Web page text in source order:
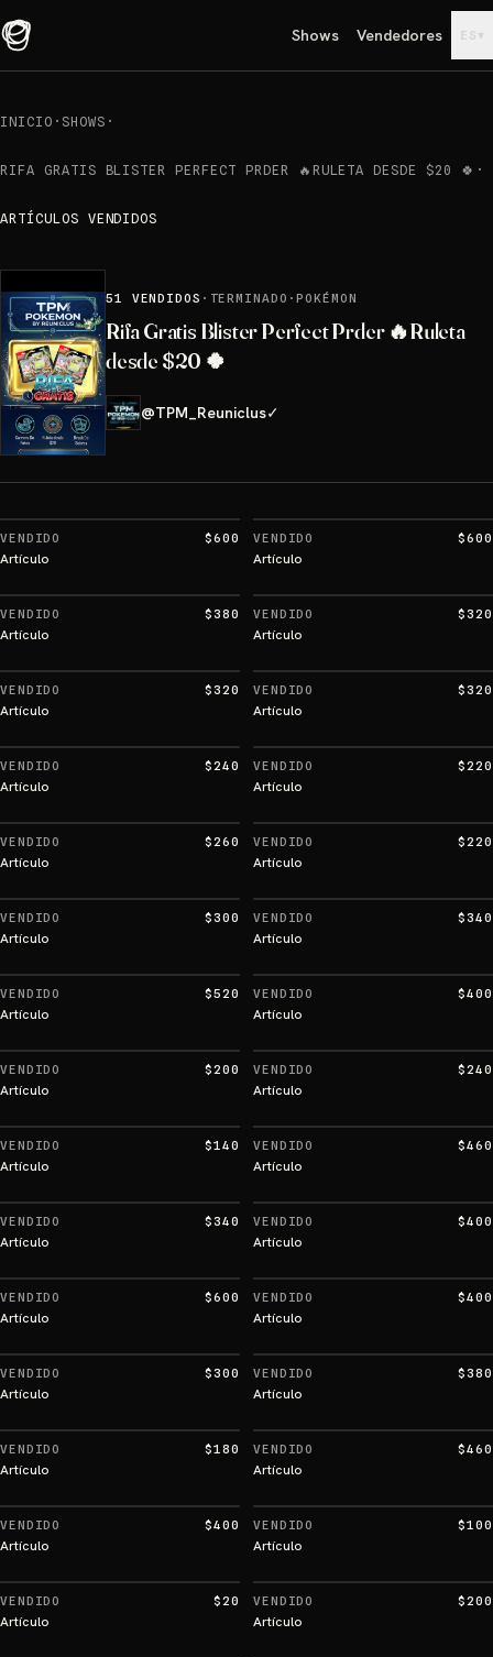
Shows Vendedores ES ▾
INICIO · SHOWS ·
RIFA GRATIS BLISTER PERFECT PRDER 🔥RULETA DESDE $20 🍀 ·
ARTÍCULOS VENDIDOS
51 VENDIDOS · TERMINADO ·POKÉMON
Rifa Gratis Blister Perfect Prder 🔥Ruleta
desde $20 🍀
@TPM_Reuniclus✓
VENDIDO $600
Artículo
VENDIDO $600
Artículo
VENDIDO $380
Artículo
VENDIDO $320
Artículo
VENDIDO $320
Artículo
VENDIDO $320
Artículo
VENDIDO $240
Artículo
VENDIDO $220
Artículo
VENDIDO $260
Artículo
VENDIDO $220
Artículo
VENDIDO $300
Artículo
VENDIDO $340
Artículo
VENDIDO $520
Artículo
VENDIDO $400
Artículo
VENDIDO $200
Artículo
VENDIDO $240
Artículo
VENDIDO $140
Artículo
VENDIDO $460
Artículo
VENDIDO $340
Artículo
VENDIDO $400
Artículo
VENDIDO $600
Artículo
VENDIDO $400
Artículo
VENDIDO $300
Artículo
VENDIDO $380
Artículo
VENDIDO $180
Artículo
VENDIDO $460
Artículo
VENDIDO $400
Artículo
VENDIDO $100
Artículo
VENDIDO $20
Artículo
VENDIDO $200
Artículo